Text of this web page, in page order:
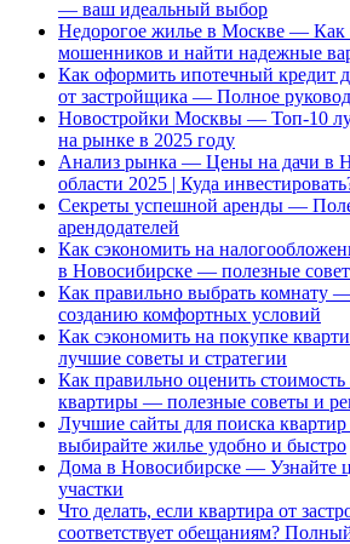
— ваш идеальный выбор
Недорогое жилье в Москве — Как
мошенников и найти надежные
Как оформить ипотечный кредит
от застройщика — Полное
Новостройки Москвы — Топ-10
на рынке в 2025 году
Анализ рынка — Цены на дачи в
области 2025 | Куда
Секреты успешной аренды —
арендодателей
Как сэкономить на
в Новосибирске — полезные
Как правильно выбрать комнату
созданию комфортных условий
Как сэкономить на покупке
лучшие советы и стратегии
Как правильно оценить
квартиры — полезные советы и
Лучшие сайты для поиска
выбирайте жилье удобно и быстро
Дома в Новосибирске — Узнайте
участки
Что делать, если квартира от
соответствует обещаниям?